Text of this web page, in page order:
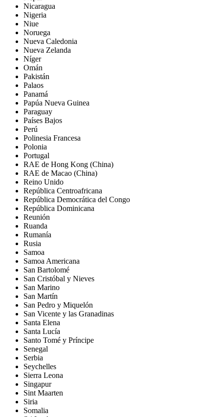
Nicaragua
Nigeria
Niue
Noruega
Nueva Caledonia
Nueva Zelanda
Níger
Omán
Pakistán
Palaos
Panamá
Papúa Nueva Guinea
Paraguay
Países Bajos
Perú
Polinesia Francesa
Polonia
Portugal
RAE de Hong Kong (China)
RAE de Macao (China)
Reino Unido
República Centroafricana
República Democrática del Congo
República Dominicana
Reunión
Ruanda
Rumanía
Rusia
Samoa
Samoa Americana
San Bartolomé
San Cristóbal y Nieves
San Marino
San Martín
San Pedro y Miquelón
San Vicente y las Granadinas
Santa Elena
Santa Lucía
Santo Tomé y Príncipe
Senegal
Serbia
Seychelles
Sierra Leona
Singapur
Sint Maarten
Siria
Somalia